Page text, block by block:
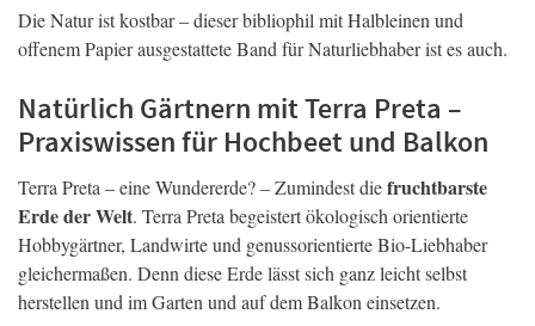
Die Natur ist kostbar – dieser bibliophil mit Halbleinen und
offenem Papier ausgestattete Band für Naturliebhaber ist es auch.
Natürlich Gärtnern mit Terra Preta –
Praxiswissen für Hochbeet und Balkon
Terra Preta – eine Wundererde? – Zumindest diefruchtbarste
Erde der Welt. Terra Preta begeistert ökologisch orientierte
Hobbygärtner, Landwirte und genussorientierte Bio-Liebhaber
gleichermaßen. Denn diese Erde lässt sich ganz leicht selbst
herstellen und im Garten und auf dem Balkon einsetzen.